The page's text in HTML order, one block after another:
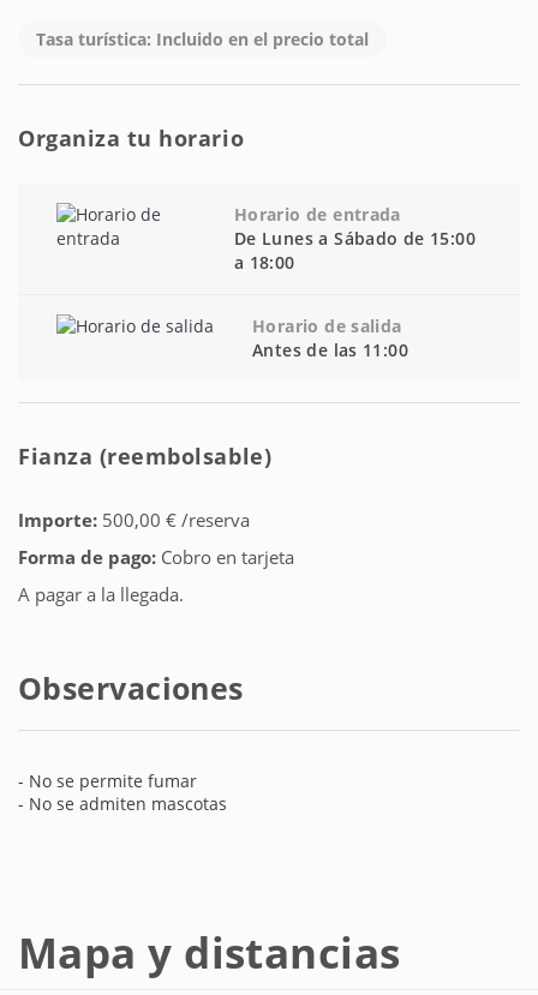
Tasa turística: Incluido en el precio total
Organiza tu horario
Horario de entrada
De Lunes a Sábado de 15:00
a 18:00
Horario de salida
Antes de las 11:00
Fianza (reembolsable)
Importe: 500,00 € /reserva
Forma de pago: Cobro en tarjeta
A pagar a la llegada.
Observaciones
- No se permite fumar
- No se admiten mascotas
Mapa y distancias